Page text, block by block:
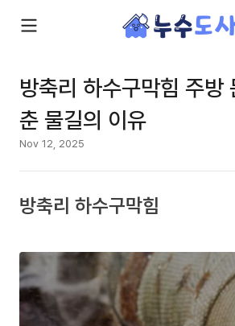
방축리 하수구막힘 주방
춘 물길의 이유
Nov 12, 2025
방축리 하수구막힘